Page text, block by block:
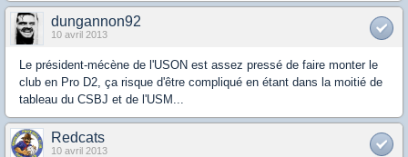
dungannon92
10 avril 2013
Le président-mécène de l'USON est assez pressé de faire monter le
club en Pro D2, ça risque d'être compliqué en étant dans la moitié de
tableau du CSBJ et de l'USM...
Redcats
10 avril 2013